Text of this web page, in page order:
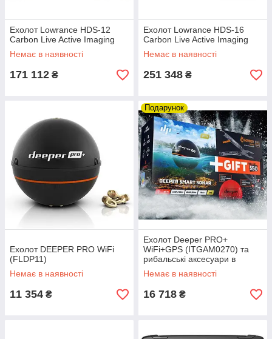
Ехолот Lowrance HDS-12
Carbon Live Active Imaging
Немає в наявності
171 112 ₴
Ехолот Lowrance HDS-16
Carbon Live Active Imaging
Немає в наявності
251 348 ₴
Ехолот DEEPER PRO WiFi
(FLDP11)
Немає в наявності
11 354 ₴
Подарунок
Ехолот Deeper PRO+
WiFi+GPS (ITGAM0270) та
рибальські аксесуари в
ПОДАРУНОК
Немає в наявності
16 718 ₴